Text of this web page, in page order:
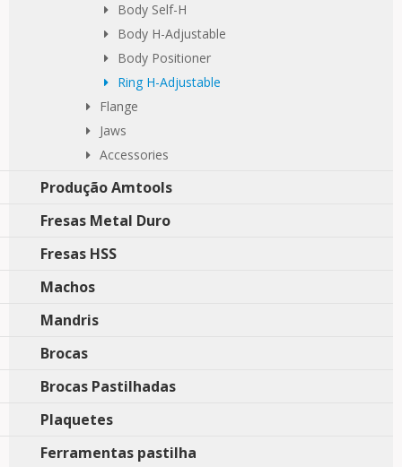
Body Self-H
Body H-Adjustable
Body Positioner
Ring H-Adjustable
Flange
Jaws
Accessories
Produção Amtools
Fresas Metal Duro
Fresas HSS
Machos
Mandris
Brocas
Brocas Pastilhadas
Plaquetes
Ferramentas pastilha